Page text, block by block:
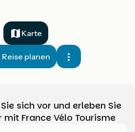
Karte
Reise planen
Sie sich vor und erleben Sie
mit France Vélo Tourisme